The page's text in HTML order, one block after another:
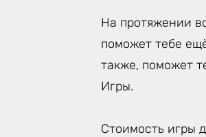
На протяжении
поможет тебе
также, поможет
Игры.
Стоимость игры